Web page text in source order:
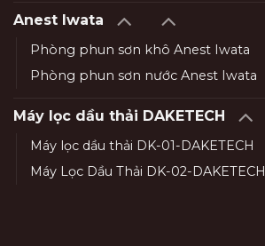
Anest Iwata
Phòng phun sơn khô Anest Iwata
Phòng phun sơn nước Anest Iwata
Máy lọc dầu thải DAKETECH
Máy lọc dầu thải DK-01-DAKETECH
Máy Lọc Dầu Thải DK-02-DAKETECH